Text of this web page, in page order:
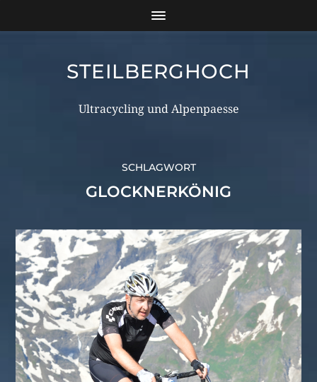
STEILBERGHOCH
Ultracycling und Alpenpaesse
SCHLAGWORT
GLOCKNERKÖNIG